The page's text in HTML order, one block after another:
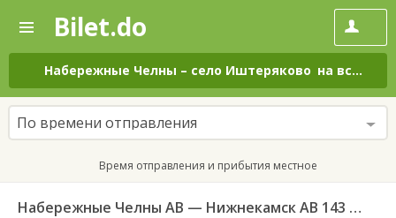
—
Поиск
и
покупка
билетов
на
автобус
онлайн
Bilet.do
Набережные Челны – село Иштеряково на все дни
По времени отправления
Время отправления и прибытия местное
Набережные Челны АВ — Нижнекамск АВ 143 РТ